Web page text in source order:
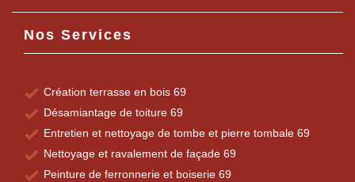
Nos Services
Création terrasse en bois 69
Désamiantage de toiture 69
Entretien et nettoyage de tombe et pierre tombale 69
Nettoyage et ravalement de façade 69
Peinture de ferronnerie et boiserie 69